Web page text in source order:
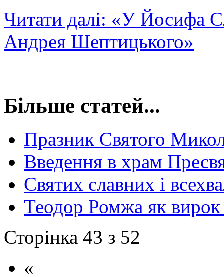
Читати далі: «У Йосифа
Андрея Шептицького»
Більше статей...
Празник Святого
Введення в храм
Святих славних і
Теодор Ромжа як
Сторінка 43 з 52
«